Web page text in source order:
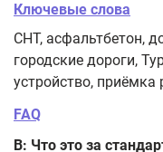
Ключевые слова
СНТ, асфальтбетон,
городские дороги,
устройство,
FAQ
В: Что это за